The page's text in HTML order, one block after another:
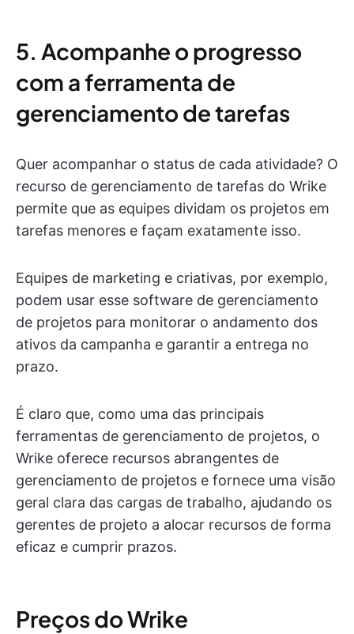
5. Acompanhe o progresso
com a ferramenta de
gerenciamento de tarefas
Quer acompanhar o status de cada atividade? O
recurso de gerenciamento de tarefas do Wrike
permite que as equipes dividam os projetos em
tarefas menores e façam exatamente isso.
Equipes de marketing e criativas, por exemplo,
podem usar esse software de gerenciamento
de projetos para monitorar o andamento dos
ativos da campanha e garantir a entrega no
prazo.
É claro que, como uma das principais
ferramentas de gerenciamento de projetos, o
Wrike oferece recursos abrangentes de
gerenciamento de projetos e fornece uma visão
geral clara das cargas de trabalho, ajudando os
gerentes de projeto a alocar recursos de forma
eficaz e cumprir prazos.
Preços do Wrike